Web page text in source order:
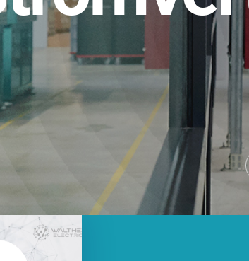
Energieverteilung mit System. Robust im
in der Installation, zukunftsfähig im Ausbau.